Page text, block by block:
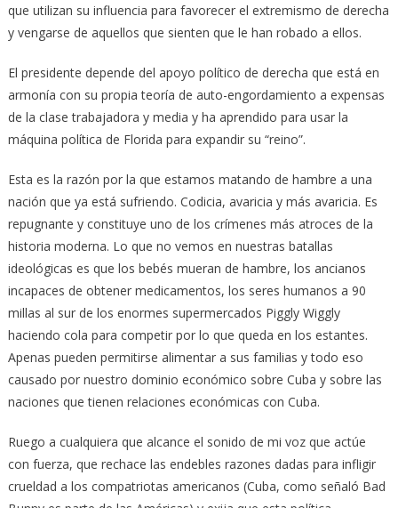
que utilizan su influencia para favorecer el extremismo de derecha
y vengarse de aquellos que sienten que le han robado a ellos.
El presidente depende del apoyo político de derecha que está en
armonía con su propia teoría de auto-engordamiento a expensas
de la clase trabajadora y media y ha aprendido para usar la
máquina política de Florida para expandir su “reino”.
Esta es la razón por la que estamos matando de hambre a una
nación que ya está sufriendo. Codicia, avaricia y más avaricia. Es
repugnante y constituye uno de los crímenes más atroces de la
historia moderna. Lo que no vemos en nuestras batallas
ideológicas es que los bebés mueran de hambre, los ancianos
incapaces de obtener medicamentos, los seres humanos a 90
millas al sur de los enormes supermercados Piggly Wiggly
haciendo cola para competir por lo que queda en los estantes.
Apenas pueden permitirse alimentar a sus familias y todo eso
causado por nuestro dominio económico sobre Cuba y sobre las
naciones que tienen relaciones económicas con Cuba.
Ruego a cualquiera que alcance el sonido de mi voz que actúe
con fuerza, que rechace las endebles razones dadas para infligir
crueldad a los compatriotas americanos (Cuba, como señaló Bad